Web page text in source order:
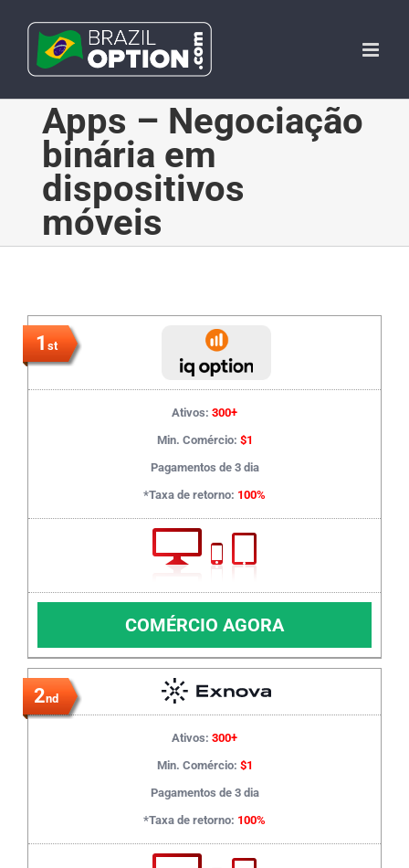
content
Apps – Negociação
binária em
dispositivos
móveis
1st
Ativos: 300+
Min. Comércio: $1
Pagamentos de 3 dia
*Taxa de retorno: 100%
COMÉRCIO AGORA
2nd
Ativos: 300+
Min. Comércio: $1
Pagamentos de 3 dia
*Taxa de retorno: 100%